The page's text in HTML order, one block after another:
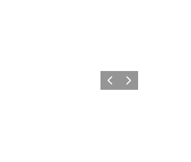
ZurückWeiter